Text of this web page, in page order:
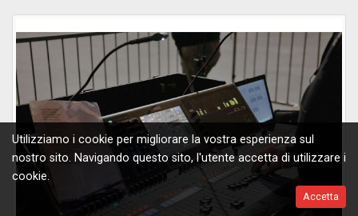
Utilizziamo i cookie per migliorare la vostra esperienza sul
nostro sito. Navigando questo sito, l'utente accetta di utilizzare i
cookie.
Accetta